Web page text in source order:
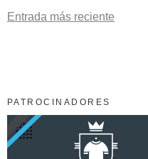
Entrada más reciente
PATROCINADORES